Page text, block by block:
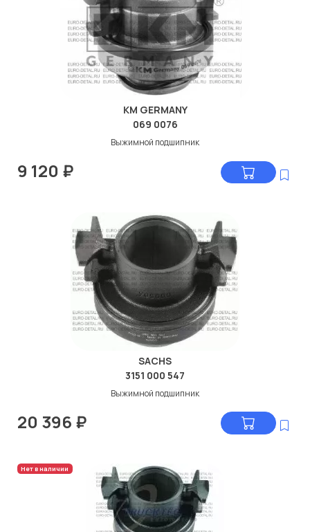
KM GERMANY
069 0076
Выжимной подшипник
9 120 ₽
SACHS
3151 000 547
Выжимной подшипник
20 396 ₽
Нет в наличии